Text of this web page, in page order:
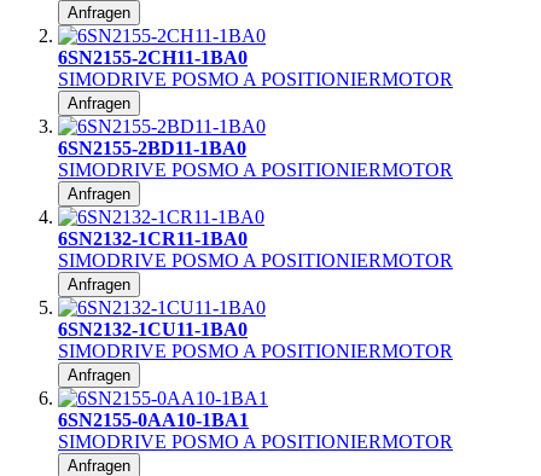
Anfragen
6SN2155-2CH11-1BA0
SIMODRIVE POSMO A POSITIONIERMOTOR
Anfragen
6SN2155-2BD11-1BA0
SIMODRIVE POSMO A POSITIONIERMOTOR
Anfragen
6SN2132-1CR11-1BA0
SIMODRIVE POSMO A POSITIONIERMOTOR
Anfragen
6SN2132-1CU11-1BA0
SIMODRIVE POSMO A POSITIONIERMOTOR
Anfragen
6SN2155-0AA10-1BA1
SIMODRIVE POSMO A POSITIONIERMOTOR
Anfragen